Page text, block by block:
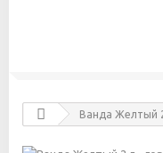
Ванда Желтый